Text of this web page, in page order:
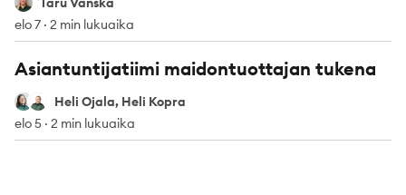
elo 7 · 2 min lukuaika
Asiantuntijatiimi maidontuottajan tukena
Heli Ojala
Heli Kopra
Heli Ojala, Heli Kopra
elo 5 · 2 min lukuaika